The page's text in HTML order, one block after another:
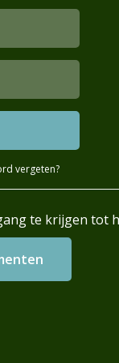
vergeten?
te krijgen tot